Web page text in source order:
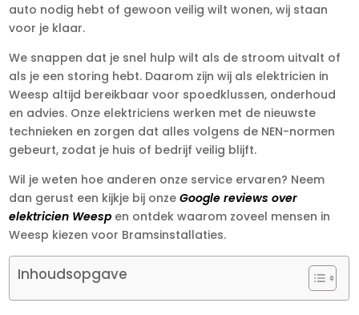
auto nodig hebt of gewoon veilig wilt wonen, wij staan
voor je klaar.
We snappen dat je snel hulp wilt als de stroom uitvalt of
als je een storing hebt. Daarom zijn wij als elektricien in
Weesp altijd bereikbaar voor spoedklussen, onderhoud
en advies. Onze elektriciens werken met de nieuwste
technieken en zorgen dat alles volgens de NEN-normen
gebeurt, zodat je huis of bedrijf veilig blijft.
Wil je weten hoe anderen onze service ervaren? Neem
dan gerust een kijkje bij onzeGoogle reviews over
elektricien Weesp en ontdek waarom zoveel mensen in
Weesp kiezen voor Bramsinstallaties.
Inhoudsopgave